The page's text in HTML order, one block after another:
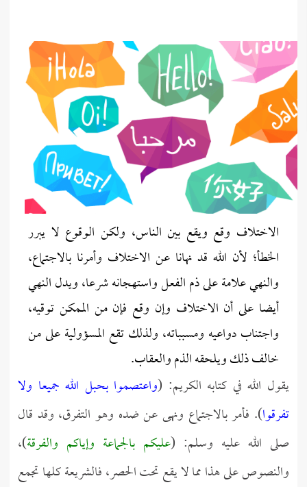
الاختلاف وقع ويقع بين الناس، ولكن الوقوع لا يبرر
الخطأ؛ لأن الله قد نهانا عن الاختلاف وأمرنا بالاجتماع،
والنهي علامة على ذم الفعل واستهجانه شرعا، ويدل النهي
أيضا على أن الاختلاف وإن وقع فإن من الممكن توقيه،
واجتناب دواعيه ومسبباته، ولذلك تقع المسؤولية على من
خالف ذلك ويلحقه الذم والعقاب.
يقول الله في كتابه الكريم: (واعتصموا بحبل الله جميعا ولا
تفرقوا). فأمر بالاجتماع ونهى عن ضده وهو التفرق، وقد قال
صلى الله عليه وسلم: (عليكم بالجماعة وإياكم والفرقة)،
والنصوص على هذا مما لا يقع تحت الحصر، فالشريعة كلها تجمع